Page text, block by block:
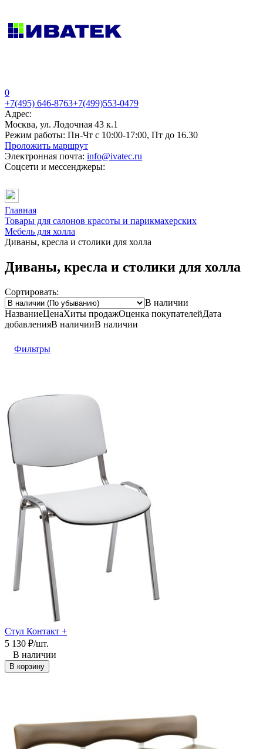
0
+7(495) 646-8763+7(499)553-0479
Адрес:
Москва, ул. Лодочная 43 к.1
Режим работы: Пн-Чт с 10:00-17:00, Пт до 16.30
Проложить маршрут
Электронная почта: info@ivatec.ru
Соцсети и мессенджеры:
Главная
Товары для салонов красоты и парикмахерских
Мебель для холла
Диваны, кресла и столики для холла
Диваны, кресла и столики для холла
Сортировать:
В наличии
НазваниеЦенаХиты продажОценка покупателейДата
добавленияВ наличииВ наличии
Фильтры
Стул Контакт +
5 130 ₽/шт.
В наличии
В корзину